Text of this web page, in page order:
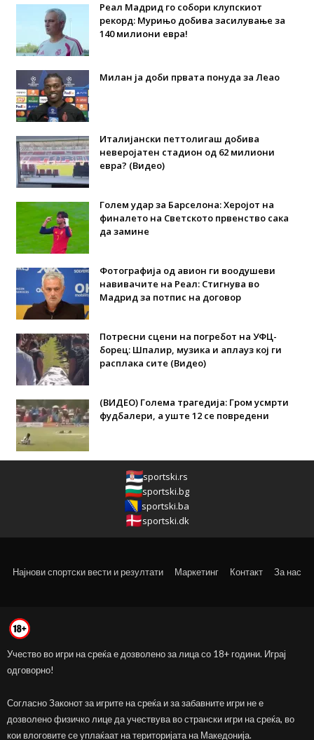
Реал Мадрид го собори клупскиот
рекорд: Мурињо добива засилување за
140 милиони евра!
Милан ја доби првата понуда за Леао
Италијански петтолигаш добива
неверојатен стадион од 62 милиони
евра? (Видео)
Голем удар за Барселона: Херојот на
финалето на Светското првенство сака
да замине
Фотографија од авион ги воодушеви
навивачите на Реал: Стигнува во
Мадрид за потпис на договор
Потресни сцени на погребот на УФЦ-
борец: Шпалир, музика и аплауз кој ги
расплака сите (Видео)
(ВИДЕО) Голема трагедија: Гром усмрти
фудбалери, а уште 12 се повредени
sportski.rs
sportski.bg
sportski.ba
sportski.dk
Најнови спортски вести и резултати Маркетинг Контакт За нас
Учество во игри на среќа е дозволено за лица со 18+ години. Играј
одговорно!
Согласно Законот за игрите на среќа и за забавните игри не е
дозволено физичко лице да учествува во странски игри на среќа, во
кои влоговите се уплаќаат на територијата на Македонија.